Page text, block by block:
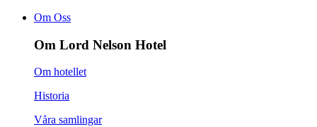
Om Oss
Om Lord Nelson Hotel
Om hotellet
Historia
Våra samlingar